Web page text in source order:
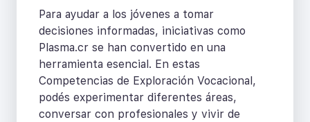
Para ayudar a los jóvenes a tomar
decisiones informadas, iniciativas como
Plasma.cr se han convertido en una
herramienta esencial. En estas
Competencias de Exploración Vocacional,
podés experimentar diferentes áreas,
conversar con profesionales y vivir de